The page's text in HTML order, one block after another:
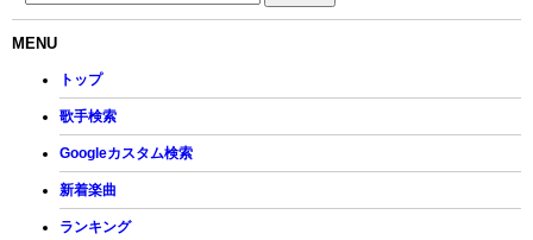
MENU
トップ
歌手検索
Googleカスタム検索
新着楽曲
ランキング